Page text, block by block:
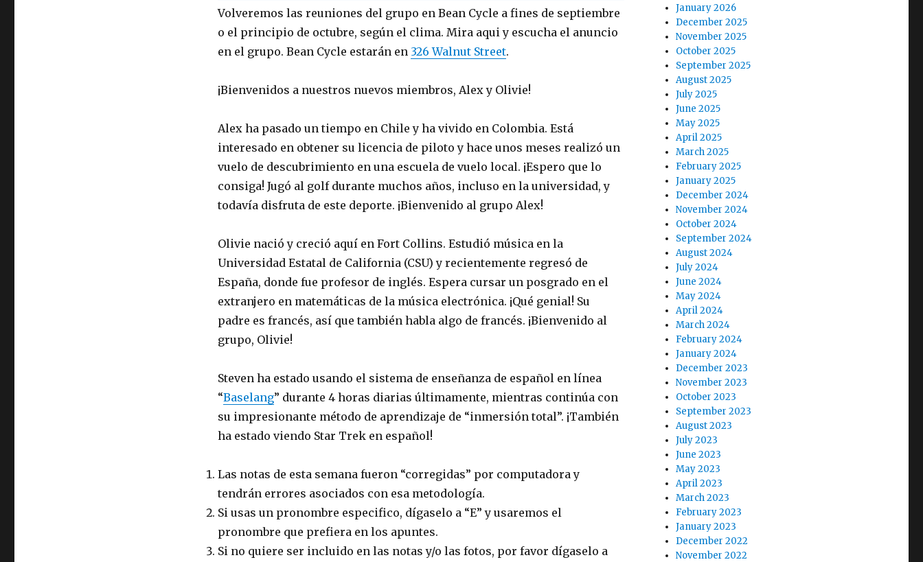
Volveremos las reuniones del grupo en Bean Cycle a fines de septiembre
o el principio de octubre, según el clima. Mira aqui y escucha el anuncio
en el grupo. Bean Cycle estarán en 326 Walnut Street.
¡Bienvenidos a nuestros nuevos miembros, Alex y Olivie!
Alex ha pasado un tiempo en Chile y ha vivido en Colombia. Está
interesado en obtener su licencia de piloto y hace unos meses realizó un
vuelo de descubrimiento en una escuela de vuelo local. ¡Espero que lo
consiga! Jugó al golf durante muchos años, incluso en la universidad, y
todavía disfruta de este deporte. ¡Bienvenido al grupo Alex!
Olivie nació y creció aquí en Fort Collins. Estudió música en la
Universidad Estatal de California (CSU) y recientemente regresó de
España, donde fue profesor de inglés. Espera cursar un posgrado en el
extranjero en matemáticas de la música electrónica. ¡Qué genial! Su
padre es francés, así que también habla algo de francés. ¡Bienvenido al
grupo, Olivie!
Steven ha estado usando el sistema de enseñanza de español en línea
“Baselang” durante 4 horas diarias últimamente, mientras continúa con
su impresionante método de aprendizaje de “inmersión total”. ¡También
ha estado viendo Star Trek en español!
Las notas de esta semana fueron “corregidas” por computadora y
tendrán errores asociados con esa metodología.
Si usas un pronombre especifico, dígaselo a “E” y usaremos el
pronombre que prefiera en los apuntes.
Si no quiere ser incluido en las notas y/o las fotos, por favor dígaselo a
January 2026
December 2025
November 2025
October 2025
September 2025
August 2025
July 2025
June 2025
May 2025
April 2025
March 2025
February 2025
January 2025
December 2024
November 2024
October 2024
September 2024
August 2024
July 2024
June 2024
May 2024
April 2024
March 2024
February 2024
January 2024
December 2023
November 2023
October 2023
September 2023
August 2023
July 2023
June 2023
May 2023
April 2023
March 2023
February 2023
January 2023
December 2022
November 2022